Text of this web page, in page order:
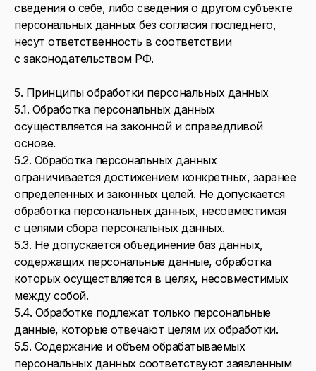
сведения о себе, либо сведения о другом субъекте
персональных данных без согласия последнего,
несут ответственность в соответствии
с законодательством РФ.
5. Принципы обработки персональных данных
5.1. Обработка персональных данных
осуществляется на законной и справедливой
основе.
5.2. Обработка персональных данных
ограничивается достижением конкретных, заранее
определенных и законных целей. Не допускается
обработка персональных данных, несовместимая
с целями сбора персональных данных.
5.3. Не допускается объединение баз данных,
содержащих персональные данные, обработка
которых осуществляется в целях, несовместимых
между собой.
5.4. Обработке подлежат только персональные
данные, которые отвечают целям их обработки.
5.5. Содержание и объем обрабатываемых
персональных данных соответствуют заявленным